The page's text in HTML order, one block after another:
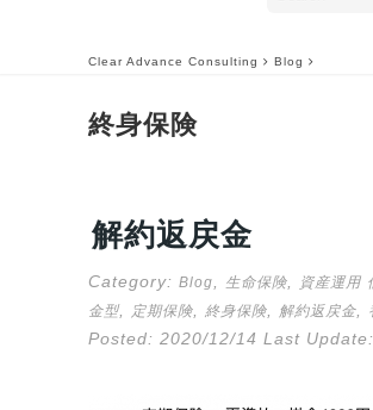
Clear Advance Consulting Blog
終身保険
解約返戻金
Category: Blog 生命保険 資産運用
金型, 定期保険 終身保険 解約返戻金
Posted: 2020/12/14 Last Update: